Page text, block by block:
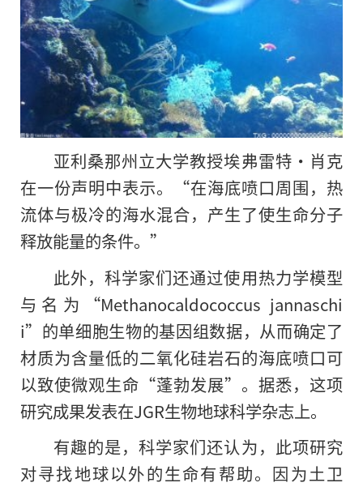
亚利桑那州立大学教授埃弗雷特·肖克
在一份声明中表示。“在海底喷口周围，热
流体与极冷的海水混合，产生了使生命分子
释放能量的条件。”
此外，科学家们还通过使用热力学模型
与名为“Methanocaldococcus jannaschi
i” 的单细胞生物的基因组数据，从而确定了
材质为含量低的二氧化硅岩石的海底喷口可
以致使微观生命“蓬勃发展”。据悉，这项
研究成果发表在JGR生物地球科学杂志上。
有趣的是，科学家们还认为，此项研究
对寻找地球以外的生命有帮助。因为土卫